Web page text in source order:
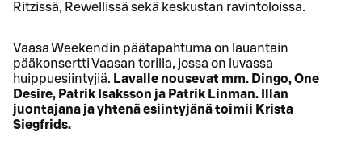
Ritzissä, Rewellissä sekä keskustan ravintoloissa.
Vaasa Weekendin päätapahtuma on lauantain
pääkonsertti Vaasan torilla, jossa on luvassa
huippuesiintyjiä. Lavalle nousevat mm. Dingo, One
Desire, Patrik Isaksson ja Patrik Linman. Illan
juontajana ja yhtenä esiintyjänä toimii Krista
Siegfrids.